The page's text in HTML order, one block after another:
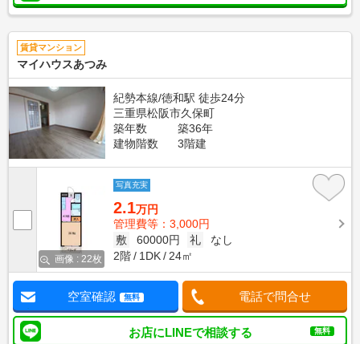
賃貸マンション
マイハウスあつみ
紀勢本線/徳和駅 徒歩24分
三重県松阪市久保町
築年数
築36年
建物階数
3階建
画像 : 22枚
写真充実
2.1万円
管理費等：3,000円
敷
60000円 礼
なし
2階
1DK 24㎡
空室確認 無料 電話で問合せ
お店にLINEで相談する 無料